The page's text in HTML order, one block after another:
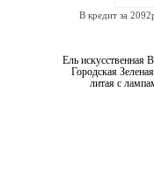
В кредит за
Ель искусственная
Городская
литая с